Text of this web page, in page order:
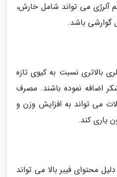
آلرژی می تواند شامل خارش،
گوارشی باشد.
بالاتری نسبت به کیوی تازه
اضافه نموده باشند. مصرف
می تواند به افزایش وزن و
یاری کند.
محتوای فیبر بالا می تواند